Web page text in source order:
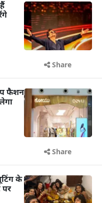
Share
फैशन
Share
के
पर